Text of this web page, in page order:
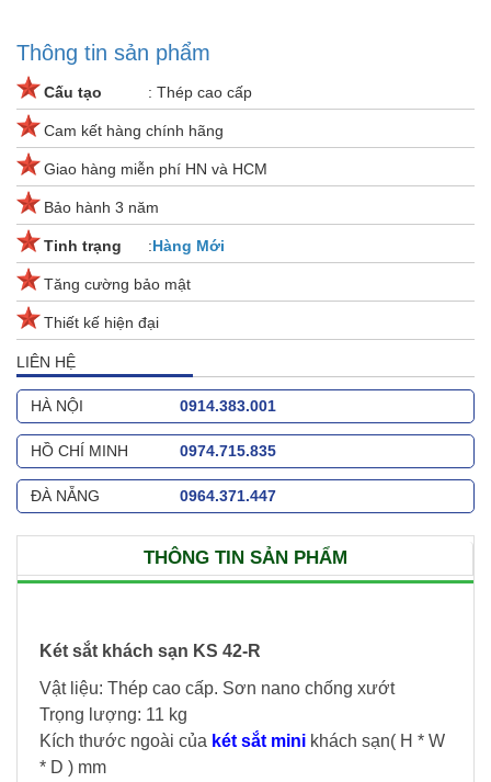
Thông tin sản phẩm
Cấu tạo : Thép cao cấp
Cam kết hàng chính hãng
Giao hàng miễn phí HN và HCM
Bảo hành 3 năm
Tinh trạng :Hàng Mới
Tăng cường bảo mật
Thiết kế hiện đại
LIÊN HỆ
HÀ NỘI 0914.383.001
HỒ CHÍ MINH 0974.715.835
ĐÀ NẴNG 0964.371.447
THÔNG TIN SẢN PHẨM
Két sắt khách sạn KS 42-R
Vật liệu: Thép cao cấp. Sơn nano chống xướt
Trọng lượng: 11 kg
Kích thước ngoài của két sắt mini khách sạn( H * W
* D ) mm